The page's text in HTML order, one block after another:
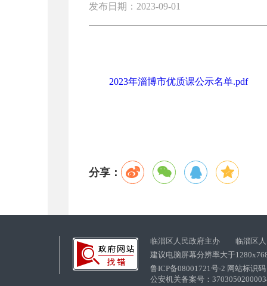
发布日期：2023-09-01
2023年淄博市优质课公示名单.pdf
分享：
临淄区人民政府主办 临淄区人
建议电脑屏幕分辨率大于
鲁ICP备08001721号-2 网站标识
公安机关备案号：